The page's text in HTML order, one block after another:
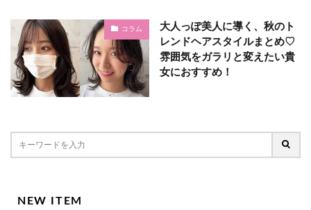
コラム
大人っぽ美人に導く、秋のト
レンドヘアスタイルまとめ♡
雰囲気をガラリと変えたい貴
女におすすめ！
NEW ITEM